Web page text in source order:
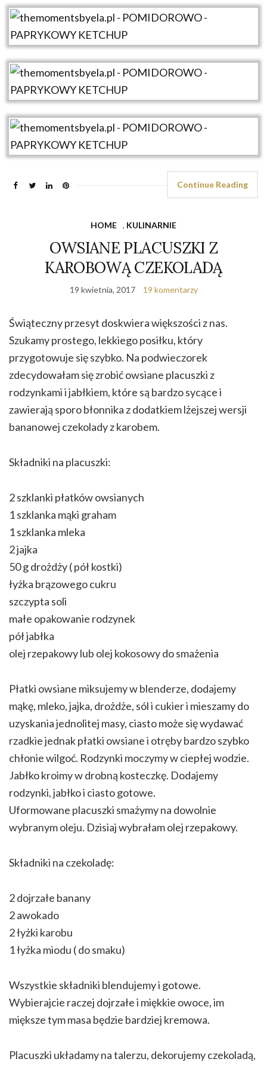
Continue Reading
HOME , KULINARNIE
OWSIANE PLACUSZKI Z
KAROBOWĄ CZEKOLADĄ
19 kwietnia, 2017 19 komentarzy
Świąteczny przesyt doskwiera większości z nas.
Szukamy prostego, lekkiego posiłku, który
przygotowuje się szybko. Na podwieczorek
zdecydowałam się zrobić owsiane placuszki z
rodzynkami i jabłkiem, które są bardzo sycące i
zawierają sporo błonnika z dodatkiem lżejszej wersji
bananowej czekolady z karobem.
Składniki na placuszki:
2 szklanki płatków owsianych
1 szklanka mąki graham
1 szklanka mleka
2 jajka
50 g drożdży ( pół kostki)
łyżka brązowego cukru
szczypta soli
małe opakowanie rodzynek
pół jabłka
olej rzepakowy lub olej kokosowy do smażenia
Płatki owsiane miksujemy w blenderze, dodajemy
mąkę, mleko, jajka, drożdże, sól i cukier i mieszamy do
uzyskania jednolitej masy, ciasto może się wydawać
rzadkie jednak płatki owsiane i otręby bardzo szybko
chłonie wilgoć. Rodzynki moczymy w ciepłej wodzie.
Jabłko kroimy w drobną kosteczkę. Dodajemy
rodzynki, jabłko i ciasto gotowe.
Uformowane placuszki smażymy na dowolnie
wybranym oleju. Dzisiaj wybrałam olej rzepakowy.
Składniki na czekoladę:
2 dojrzałe banany
2 awokado
2 łyżki karobu
1 łyżka miodu ( do smaku)
Wszystkie składniki blendujemy i gotowe.
Wybierajcie raczej dojrzałe i miękkie owoce, im
miększe tym masa będzie bardziej kremowa.
Placuszki układamy na talerzu, dekorujemy czekoladą,